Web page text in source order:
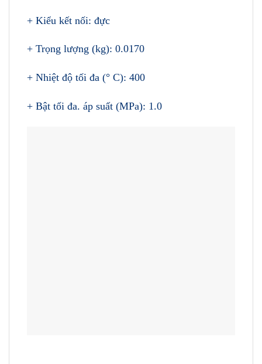
+ Kiểu kết nối: đực
+ Trọng lượng (kg): 0.0170
+ Nhiệt độ tối đa (° C): 400
+ Bật tối đa. áp suất (MPa): 1.0